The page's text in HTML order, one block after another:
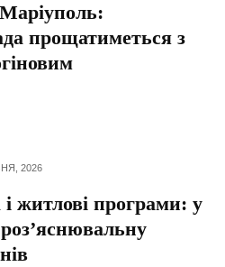
прощатиметься з
2026
житлові програми: у